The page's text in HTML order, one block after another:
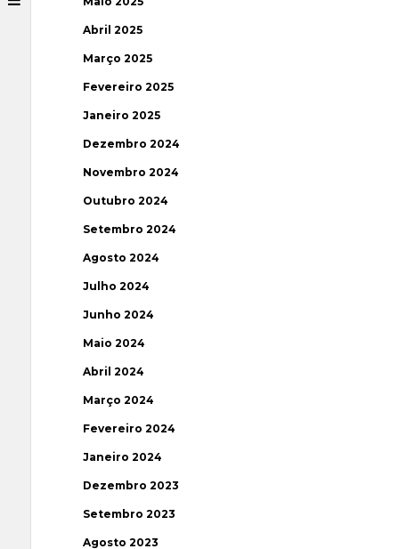
Abril 2025
Março 2025
Fevereiro 2025
Janeiro 2025
Dezembro 2024
Novembro 2024
Outubro 2024
Setembro 2024
Agosto 2024
Julho 2024
Junho 2024
Maio 2024
Abril 2024
Março 2024
Fevereiro 2024
Janeiro 2024
Dezembro 2023
Setembro 2023
Agosto 2023